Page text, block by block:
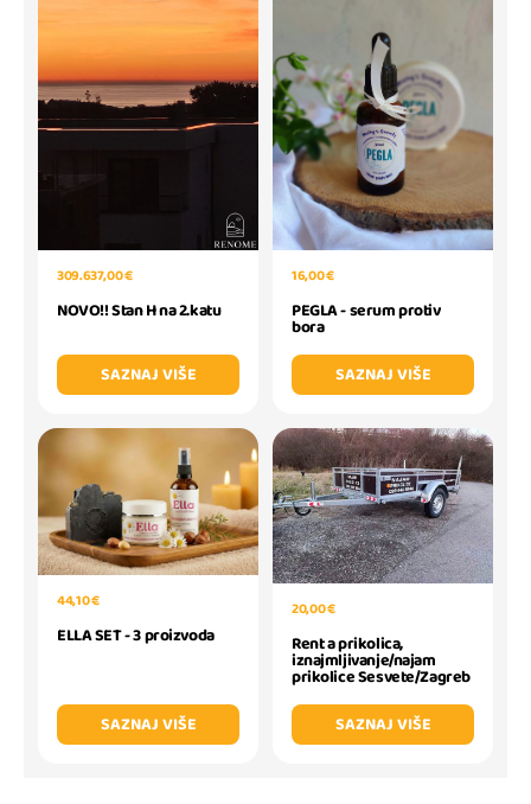
309.637,00 €
NOVO!! Stan H na 2.katu
SAZNAJ VIŠE
16,00 €
PEGLA - serum protiv
bora
SAZNAJ VIŠE
44,10 €
ELLA SET - 3 proizvoda
SAZNAJ VIŠE
20,00 €
Rent a prikolica,
iznajmljivanje/najam
prikolice Sesvete/Zagreb
SAZNAJ VIŠE